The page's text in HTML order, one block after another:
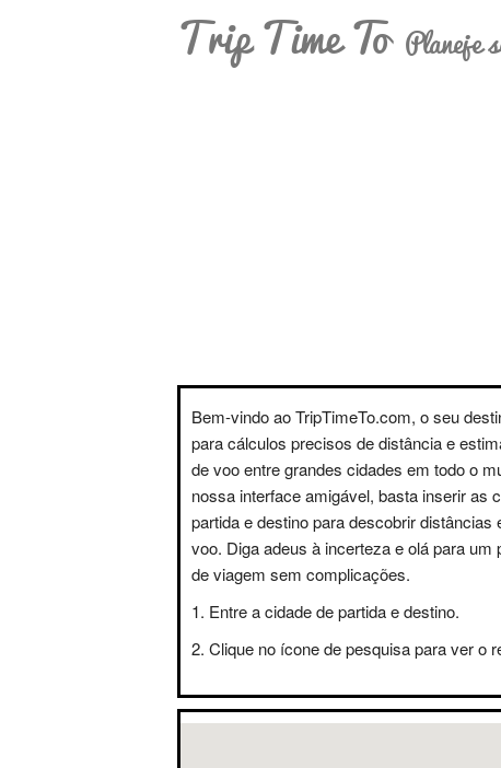
Trip Time To Planeje
Bem-vindo ao TripTimeTo.com, o seu
para cálculos precisos de distância e
de voo entre grandes cidades em todo o
nossa interface amigável, basta inserir as
partida e destino para descobrir distâncias
voo. Diga adeus à incerteza e olá para um
de viagem sem complicações.
Entre a cidade de partida e destino.
Clique no ícone de pesquisa para ver o